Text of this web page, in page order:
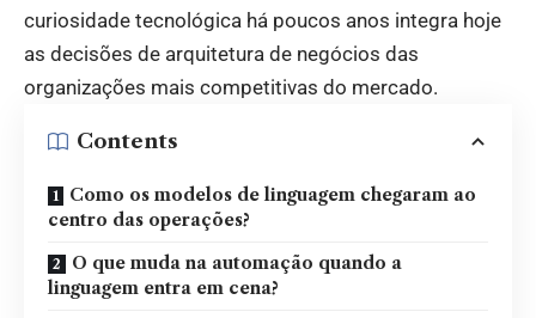
curiosidade tecnológica há poucos anos integra hoje
as decisões de arquitetura de negócios das
organizações mais competitivas do mercado.
Contents
Como os modelos de linguagem chegaram ao
centro das operações?
O que muda na automação quando a
linguagem entra em cena?